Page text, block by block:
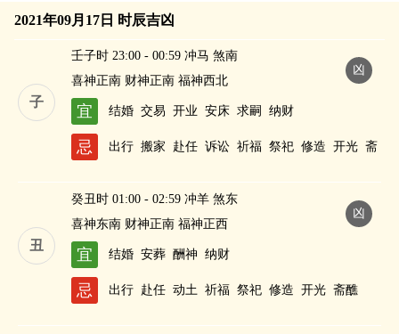
2021年09月17日 时辰吉凶
子
凶
壬子时 23:00 - 00:59 冲马 煞南
喜神正南 财神正南 福神西北
宜 结婚 交易 开业 安床 求嗣 纳财
忌 出行 搬家 赴任 诉讼 祈福 祭祀 修造 开光 斋
丑
凶
癸丑时 01:00 - 02:59 冲羊 煞东
喜神东南 财神正南 福神正西
宜 结婚 安葬 酬神 纳财
忌 出行 赴任 动土 祈福 祭祀 修造 开光 斋醮